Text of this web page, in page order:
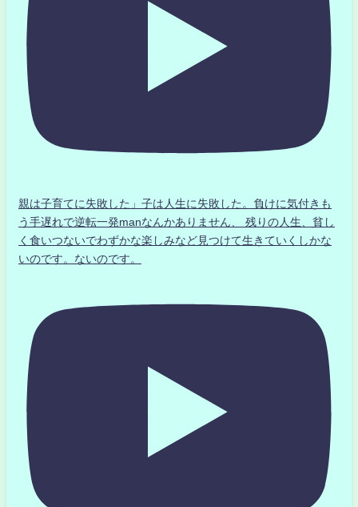
親は子育てに失敗した」子は人生に失敗した。負けに気付きも
う手遅れで逆転一発manなんかありません、 残りの人生、貧し
く食いつないでわずかな楽しみなど見つけて生きていくしかな
いのです。ないのです。